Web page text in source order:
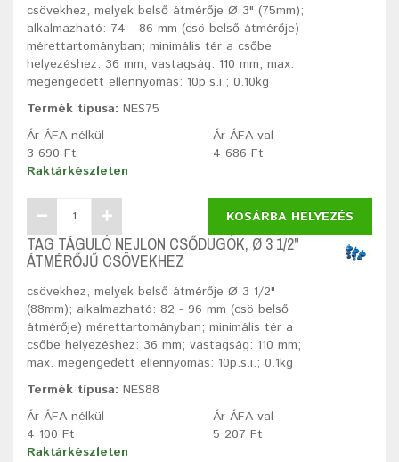
csövekhez, melyek belső átmérője Ø 3" (75mm);
alkalmazható: 74 - 86 mm (csö belső átmérője)
mérettartományban; minimális tér a csőbe
helyezéshez: 36 mm; vastagság: 110 mm; max.
megengedett ellennyomás: 10p.s.i.; 0.10kg
Termék típusa: NES75
Ár ÁFA nélkül
3 690 Ft
Ár ÁFA-val
4 686 Ft
Raktárkészleten
KOSÁRBA HELYEZÉS
TAG TÁGULÓ NEJLON CSŐDUGÓK, Ø 3 1/2"
ÁTMÉRŐJŰ CSÖVEKHEZ
csövekhez, melyek belső átmérője Ø 3 1/2"
(88mm); alkalmazható: 82 - 96 mm (csö belső
átmérője) mérettartományban; minimális tér a
csőbe helyezéshez: 36 mm; vastagság: 110 mm;
max. megengedett ellennyomás: 10p.s.i.; 0.1kg
Termék típusa: NES88
Ár ÁFA nélkül
4 100 Ft
Ár ÁFA-val
5 207 Ft
Raktárkészleten